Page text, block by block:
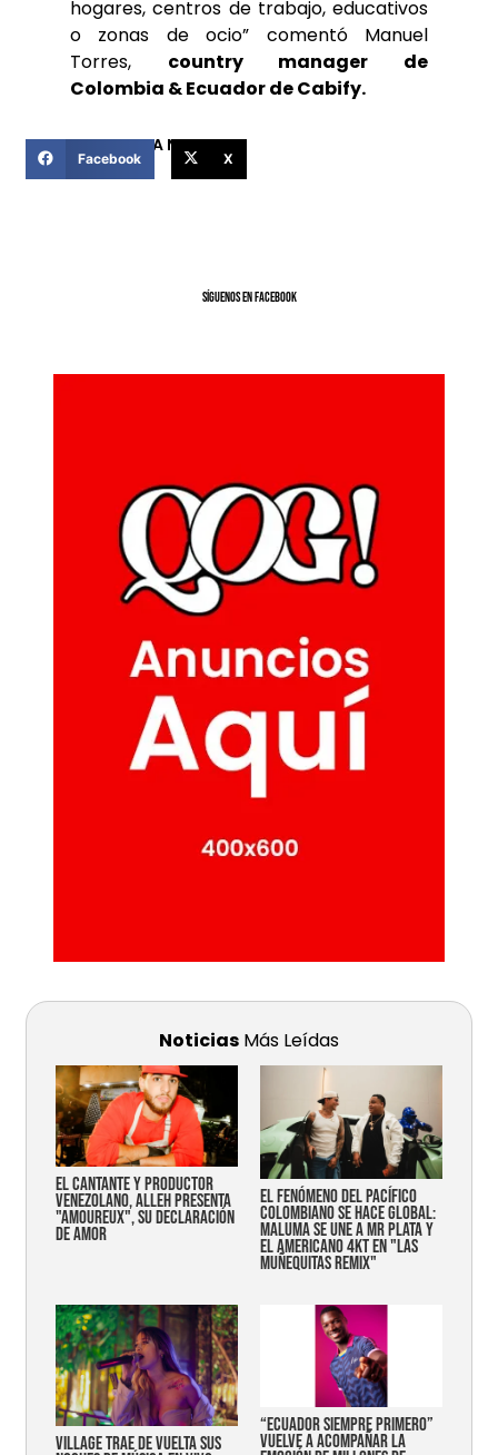
hogares, centros de trabajo, educativos
o zonas de ocio” comentó Manuel
Torres, country manager de
Colombia & Ecuador de Cabify.
COMPARTIR ESTA NOTICIA
Facebook X
SíGUENOS EN FACEBOOK
Noticias Más Leídas
EL CANTANTE Y PRODUCTOR
VENEZOLANO, ALLEH PRESENTA
"AMOUREUX", SU DECLARACIÓN
DE AMOR
EL FENÓMENO DEL PACÍFICO
COLOMBIANO SE HACE GLOBAL:
MALUMA SE UNE A MR PLATA Y
EL AMERICANO 4KT EN "LAS
MUÑEQUITAS REMIX"
Village trae de vuelta sus
“Ecuador siempre primero”
vuelve a acompañar la